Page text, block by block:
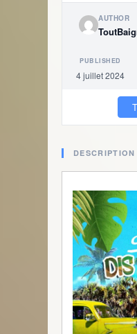
AUTHOR
PUBLISHED
4 juillet 2024
DESCRIPTION